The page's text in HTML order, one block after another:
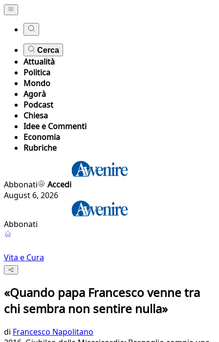
Cerca
Attualità
Politica
Mondo
Agorà
Podcast
Chiesa
Idee e Commenti
Economia
Rubriche
Abbonati
Accedi
August 6, 2026
Abbonati
Vita e Cura
«Quando papa Francesco venne tra
chi sembra non sentire nulla»
di Francesco Napolitano